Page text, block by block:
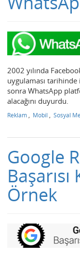
2002 yılında
uygulaması
sonra WhatsApp
alacağını duyurdu.
Reklam , Mobil , Sosyal
Google
Örnek